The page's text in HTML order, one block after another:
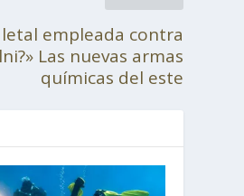
empleada contra
Las nuevas armas
químicas del este